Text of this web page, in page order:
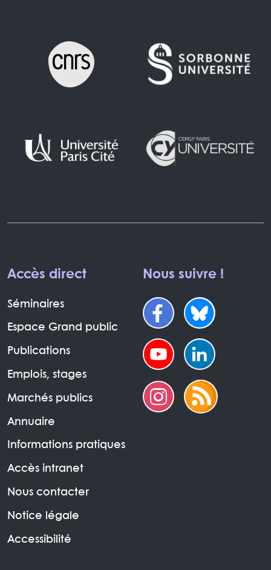
Accès direct
Séminaires
Espace Grand public
Publications
Emplois, stages
Marchés publics
Annuaire
Informations pratiques
Accès intranet
Nous contacter
Notice légale
Accessibilité
Nous suivre !